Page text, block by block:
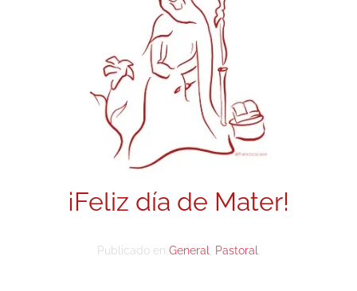
¡Feliz día de Mater!
Publicado en General Pastoral